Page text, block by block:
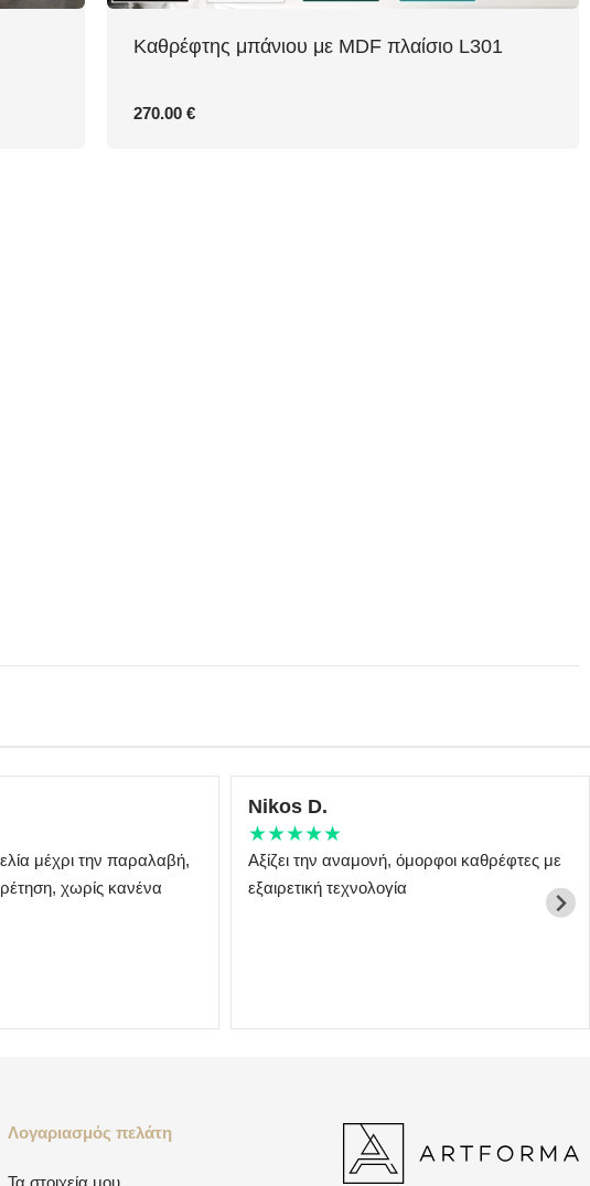
Καθρέφτης μπάνιου με MDF πλαίσιο L301
270.00 €
μέχρι την παραλαβή,
χωρίς κανένα
Nikos D.
★★★★★
Αξίζει την αναμονή, όμορφοι καθρέφτες με
εξαιρετική τεχνολογία
Λογαριασμός πελάτη